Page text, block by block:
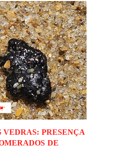
VEDRAS: PRESENÇA
DE